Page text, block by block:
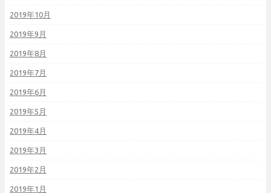
2019年10月
2019年9月
2019年8月
2019年7月
2019年6月
2019年5月
2019年4月
2019年3月
2019年2月
2019年1月